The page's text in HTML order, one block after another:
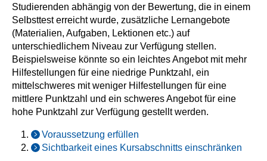
Studierenden abhängig von der Bewertung, die in einem
Selbsttest erreicht wurde, zusätzliche Lernangebote
(Materialien, Aufgaben, Lektionen etc.) auf
unterschiedlichem Niveau zur Verfügung stellen.
Beispielsweise könnte so ein leichtes Angebot mit mehr
Hilfestellungen für eine niedrige Punktzahl, ein
mittelschweres mit weniger Hilfestellungen für eine
mittlere Punktzahl und ein schweres Angebot für eine
hohe Punktzahl zur Verfügung gestellt werden.
Voraussetzung erfüllen
Sichtbarkeit eines Kursabschnitts einschränken